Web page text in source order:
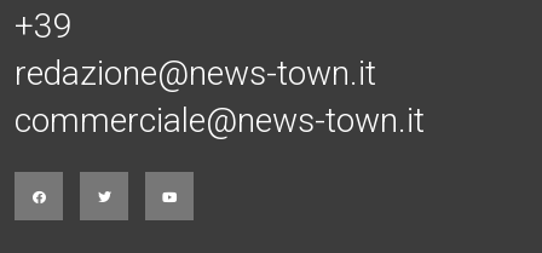
+39
redazione@news-town.it
commerciale@news-town.it